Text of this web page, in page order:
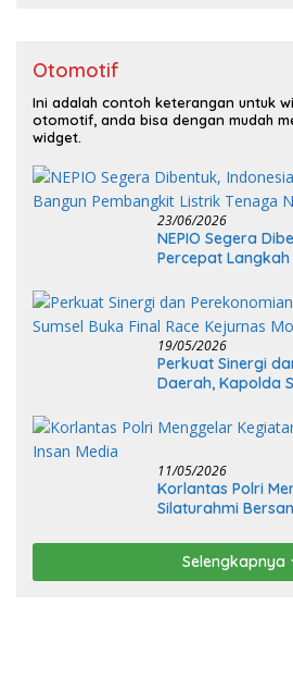
Otomotif
Ini adalah contoh keterangan untuk
otomotif, anda bisa dengan mudah
widget.
23/06/2026
NEPIO Segera
Percepat
19/05/2026
Perkuat Sinergi
Daerah, Kapolda
11/05/2026
Korlantas Polri
Silaturahmi
Selengkapnya